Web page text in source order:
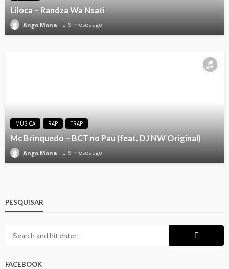
Liloca – Randza Wa Nsati
Ango Mona 9 meses ago
MÚSICA RAP TRAP
Mc Brinquedo – BCT no Pau (feat. DJ NW Original)
Ango Mona 9 meses ago
PESQUISAR
FACEBOOK